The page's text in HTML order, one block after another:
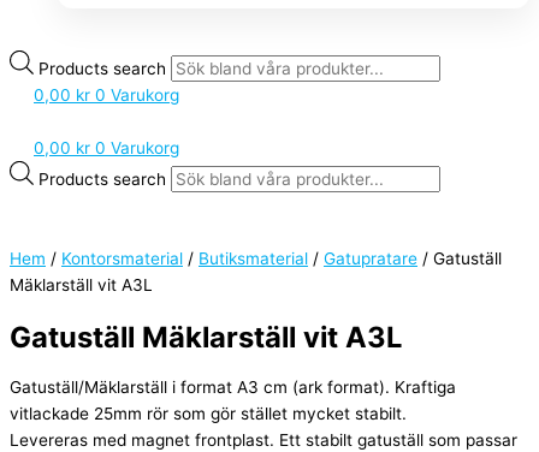
Products search
0,00 kr 0 Varukorg
0,00 kr 0 Varukorg
Products search
Hem / Kontorsmaterial / Butiksmaterial / Gatupratare / Gatuställ
Mäklarställ vit A3L
Gatuställ Mäklarställ vit A3L
Gatuställ/Mäklarställ i format A3 cm (ark format). Kraftiga
vitlackade 25mm rör som gör stället mycket stabilt.
Levereras med magnet frontplast. Ett stabilt gatuställ som passar